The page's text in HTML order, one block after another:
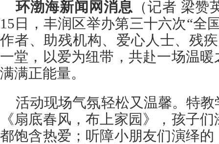
环渤海新闻网消息 （记者 梁
15日，丰润区举办第三十六次“全
作者、助残机构、爱心人士、残
一堂，以爱为纽带，共赴一场温
满满正能量。
活动现场气氛轻松又温馨。特
《扇底春风，布上家园》，孩子
都饱含热爱；听障小朋友们演绎